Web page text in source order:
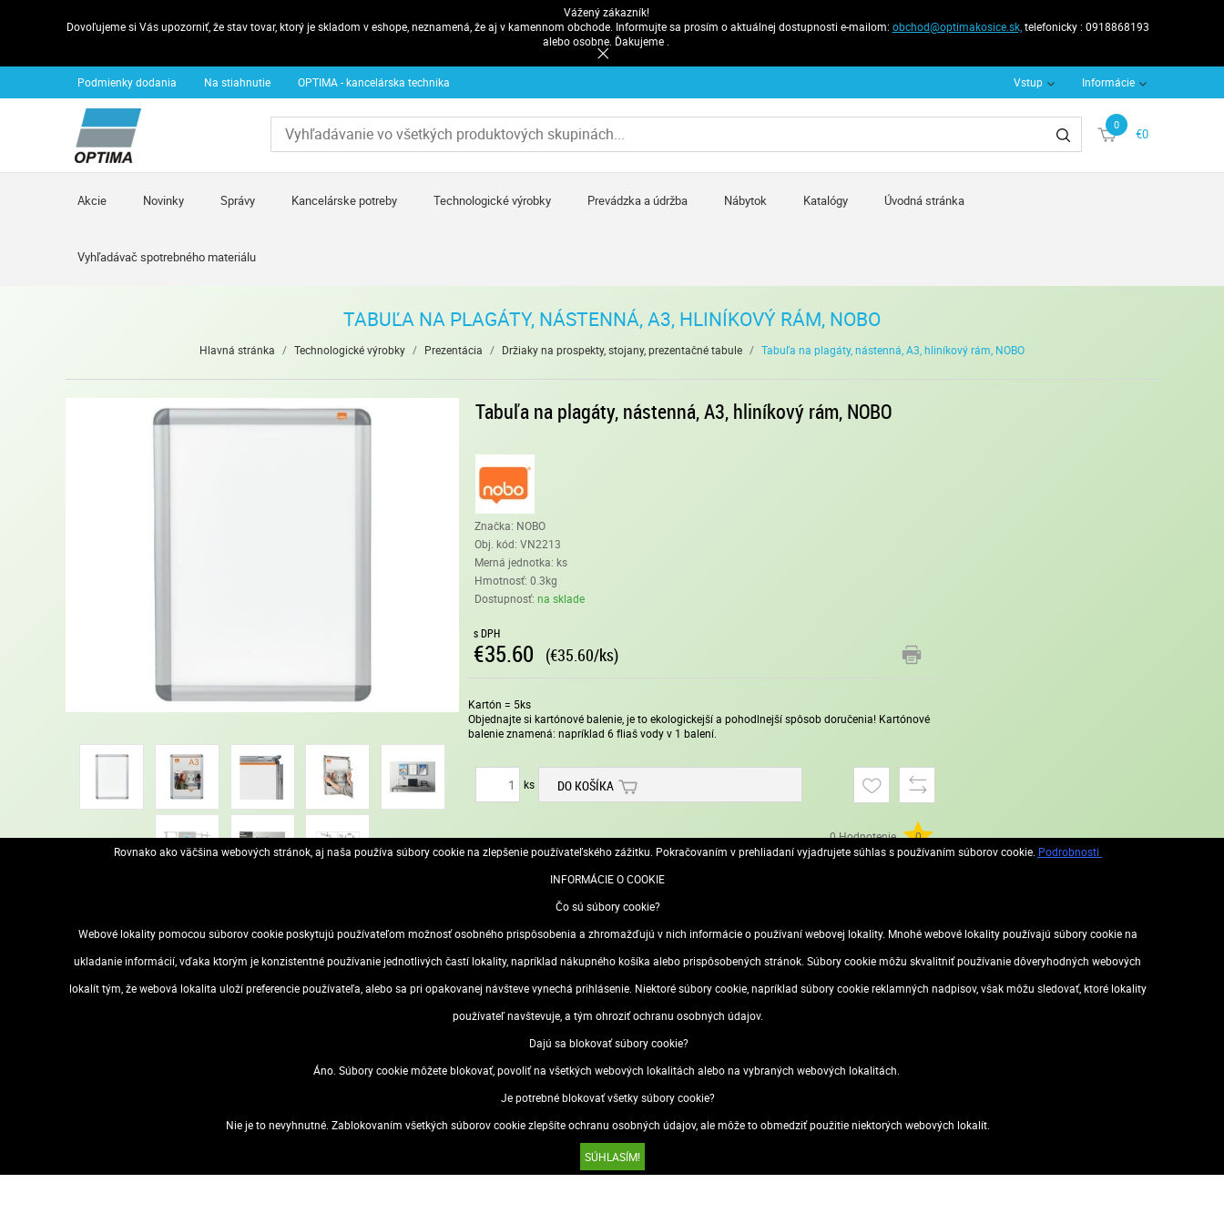
Vážený zákazník!
Dovoľujeme si Vás upozorniť, že stav tovar, ktorý je skladom v eshope, neznamená, že aj v kamennom obchode. Informujte sa prosím o aktuálnej dostupnosti e-mailom: obchod@optimakosice.sk, telefonicky : 0918868193
alebo osobne. Ďakujeme .
Podmienky dodania Na stiahnutie OPTIMA - kancelárska technika Vstup Informácie
0
€0
Akcie Novinky Správy Kancelárske potreby Technologické výrobky Prevádzka a údržba Nábytok Katalógy Úvodná stránka
Vyhľadávač spotrebného materiálu
TABUĽA NA PLAGÁTY, NÁSTENNÁ, A3, HLINÍKOVÝ RÁM, NOBO
Hlavná stránka / Technologické výrobky / Prezentácia / Držiaky na prospekty, stojany, prezentačné tabule / Tabuľa na plagáty, nástenná, A3, hliníkový rám, NOBO
Tabuľa na plagáty, nástenná, A3, hliníkový rám, NOBO
Značka: NOBO
Obj. kód: VN2213
Merná jednotka: ks
Hmotnosť: 0.3kg
Dostupnosť: na sklade
s DPH
€35.60 (€35.60/ks)
Kartón = 5ks
Objednajte si kartónové balenie, je to ekologickejší a pohodlnejší spôsob doručenia! Kartónové
balenie znamená: napríklad 6 fliaš vody v 1 balení.
ks DO KOŠÍKA
0 Hodnotenie 0
POPIS ŠPECIFIKÁCIA PODOBNÉ
tabule na plagáty s hliníkovým rámom, jednoduché vymieňanie plagátov, nelesknúci PVC povrch na ochranu plagátov, vhodné do interiérov, príslušenstvo:
Web: https://www.accobrands.com/brands/
Rovnako ako väčšina webových stránok, aj naša používa súbory cookie na zlepšenie používateľského zážitku. Pokračovaním v prehliadaní vyjadrujete súhlas s používaním súborov cookie. Podrobnosti
INFORMÁCIE O COOKIE
Čo sú súbory cookie?
Webové lokality pomocou súborov cookie poskytujú používateľom možnosť osobného prispôsobenia a zhromažďujú v nich informácie o používaní webovej lokality. Mnohé webové lokality používajú súbory cookie na
ukladanie informácií, vďaka ktorým je konzistentné používanie jednotlivých častí lokality, napríklad nákupného košíka alebo prispôsobených stránok. Súbory cookie môžu skvalitniť používanie dôveryhodných webových
lokalít tým, že webová lokalita uloží preferencie používateľa, alebo sa pri opakovanej návšteve vynechá prihlásenie. Niektoré súbory cookie, napríklad súbory cookie reklamných nadpisov, však môžu sledovať, ktoré lokality
používateľ navštevuje, a tým ohroziť ochranu osobných údajov.
Dajú sa blokovať súbory cookie?
Áno. Súbory cookie môžete blokovať, povoliť na všetkých webových lokalitách alebo na vybraných webových lokalitách.
Je potrebné blokovať všetky súbory cookie?
Nie je to nevyhnutné. Zablokovaním všetkých súborov cookie zlepšíte ochranu osobných údajov, ale môže to obmedziť použitie niektorých webových lokalít.
SÚHLASÍM!